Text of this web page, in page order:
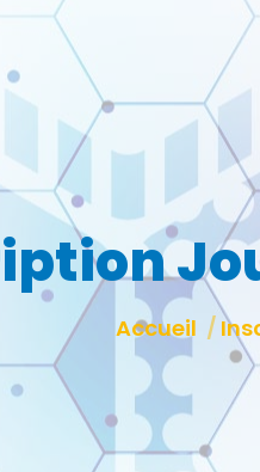
Vous êtes ici :
Accueil